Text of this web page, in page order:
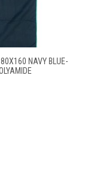
NAVY BLUE-